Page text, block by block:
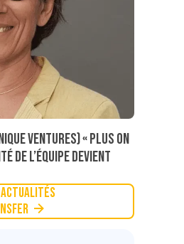
Ventures) « Plus on
l’équipe devient
actualités